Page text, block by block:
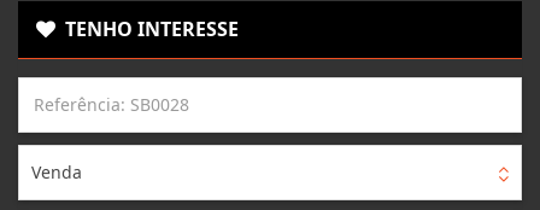
TENHO INTERESSE
Venda